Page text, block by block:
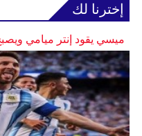
إخترنا لك
ميسي يقود إنتر ميامي